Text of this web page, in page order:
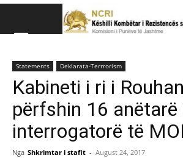
Këshillit Kombëtar të
Statements Deklarata-Terrrorism
Kabineti i ri i
përfshin 16 anëtarë
interrogatorë të
Nga Shkrimtar i stafit - August 24, 2017